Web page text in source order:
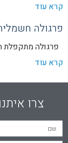
קרא עוד
פרגולה
פרגולה מתקפלת
קרא עוד
צרו